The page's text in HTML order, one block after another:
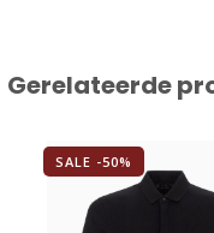
Gerelateerde
SALE -50%